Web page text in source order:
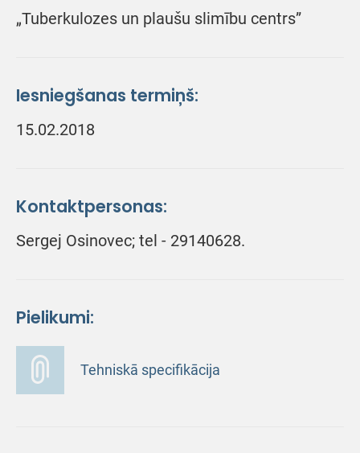
„Tuberkulozes un plaušu slimību centrs”
Iesniegšanas termiņš:
15.02.2018
Kontaktpersonas:
Sergej Osinovec; tel - 29140628.
Pielikumi:
Tehniskā specifikācija